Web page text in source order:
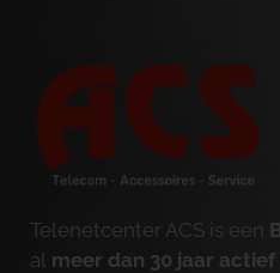
Telenetcenter ACS is een
al meer dan 30 jaar actief